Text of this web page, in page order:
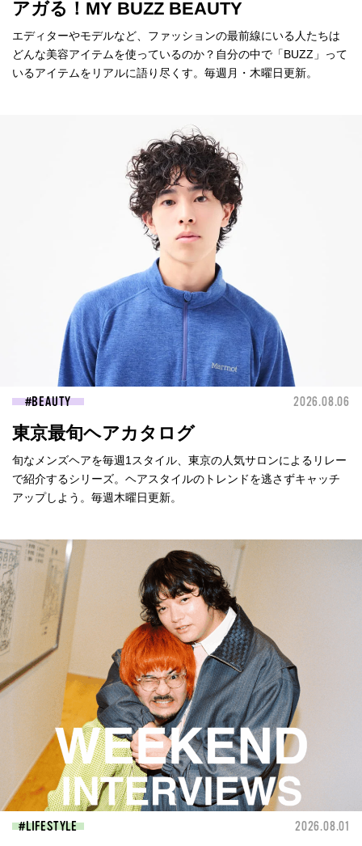
アガる！MY BUZZ BEAUTY
エディターやモデルなど、ファッションの最前線にいる人たちは
どんな美容アイテムを使っているのか？自分の中で「BUZZ」って
いるアイテムをリアルに語り尽くす。毎週月・木曜日更新。
BEAUTY 2026.08.06
東京最旬ヘアカタログ
旬なメンズヘアを毎週1スタイル、東京の人気サロンによるリレー
で紹介するシリーズ。ヘアスタイルのトレンドを逃さずキャッチ
アップしよう。毎週木曜日更新。
LIFESTYLE 2026.08.01